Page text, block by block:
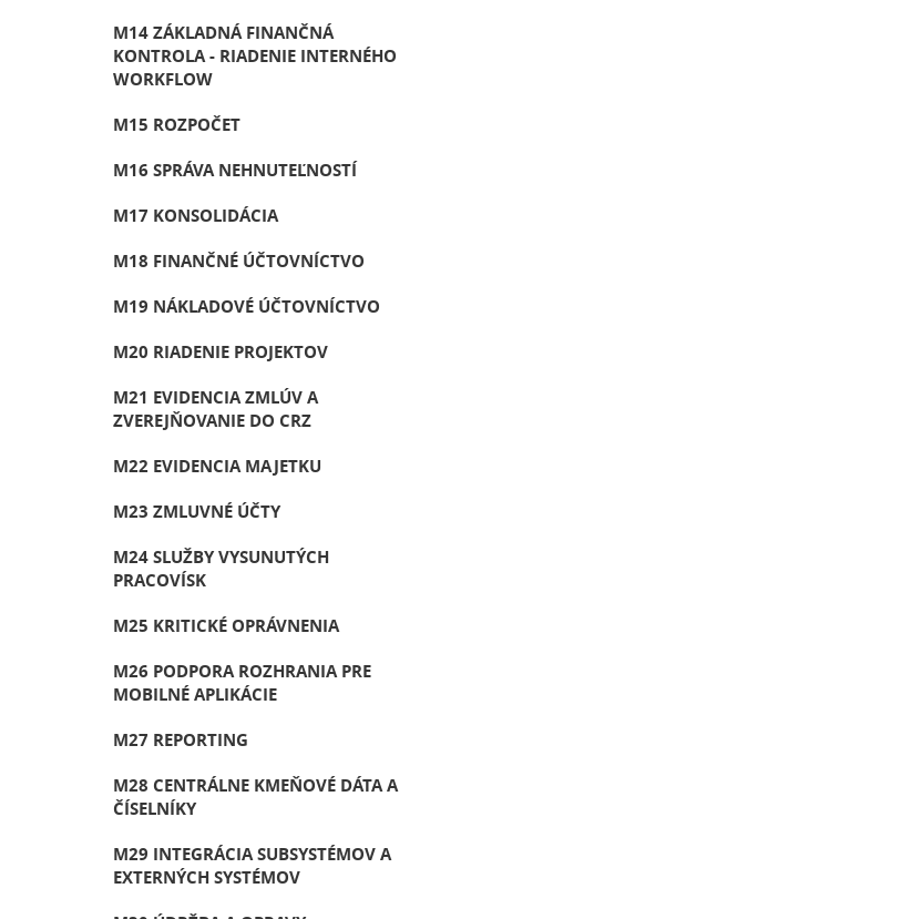
M14 ZÁKLADNÁ FINANČNÁ
KONTROLA - RIADENIE INTERNÉHO
WORKFLOW
M15 ROZPOČET
M16 SPRÁVA NEHNUTEĽNOSTÍ
M17 KONSOLIDÁCIA
M18 FINANČNÉ ÚČTOVNÍCTVO
M19 NÁKLADOVÉ ÚČTOVNÍCTVO
M20 RIADENIE PROJEKTOV
M21 EVIDENCIA ZMLÚV A
ZVEREJŇOVANIE DO CRZ
M22 EVIDENCIA MAJETKU
M23 ZMLUVNÉ ÚČTY
M24 SLUŽBY VYSUNUTÝCH
PRACOVÍSK
M25 KRITICKÉ OPRÁVNENIA
M26 PODPORA ROZHRANIA PRE
MOBILNÉ APLIKÁCIE
M27 REPORTING
M28 CENTRÁLNE KMEŇOVÉ DÁTA A
ČÍSELNÍKY
M29 INTEGRÁCIA SUBSYSTÉMOV A
EXTERNÝCH SYSTÉMOV